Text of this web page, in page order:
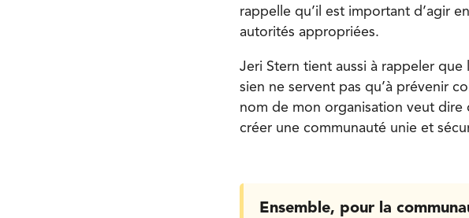
rappelle qu’il est important d’agir
autorités appropriées.
Jeri Stern tient aussi à rappeler
sien ne servent pas qu’à prévenir
nom de mon organisation veut dire
créer une communauté unie et
Ensemble, pour la